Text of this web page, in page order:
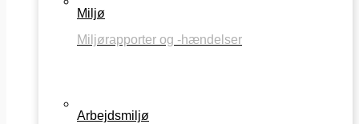
Miljø
Miljørapporter og -hændelser
Arbejdsmiljø